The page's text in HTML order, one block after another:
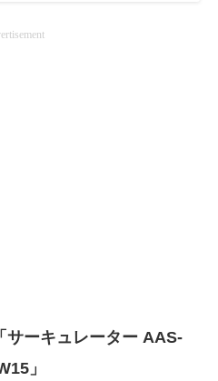
サーキュレーター AAS-
」